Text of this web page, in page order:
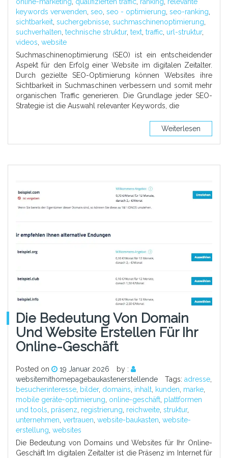
keywords verwenden seo seo - optimierung seo-ranking
sichtbarkeit suchergebnisse suchmaschinenoptimierung
suchverhalten technische struktur, text traffic url-struktur,
videos website
Suchmaschinenoptimierung (SEO) ist ein entscheidender
Aspekt für den Erfolg einer Website im digitalen Zeitalter.
Durch gezielte SEO-Optimierung können Websites ihre
Sichtbarkeit in Suchmaschinen verbessern und somit mehr
organischen Traffic generieren. Die Grundlage jeder SEO-
Strategie ist die Auswahl relevanter Keywords, die
Weiterlesen
Die Bedeutung Von Domain
Und Website Erstellen Für Ihr
Online-Geschäft
Posted on 19 Januar 2026
by :
websitemithomepagebaukastenerstellende
Tags: adresse,
besucherinteresse, bilder, domains, inhalt, kunden, marke,
mobile geräte-optimierung, online-geschäft, plattformen
und tools, präsenz, registrierung, reichweite, struktur,
unternehmen, vertrauen, website-baukasten, website-
erstellung, websites
Die Bedeutung von Domains und Websites für Ihr Online-
Geschäft Im digitalen Zeitalter ist die Präsenz im Internet für